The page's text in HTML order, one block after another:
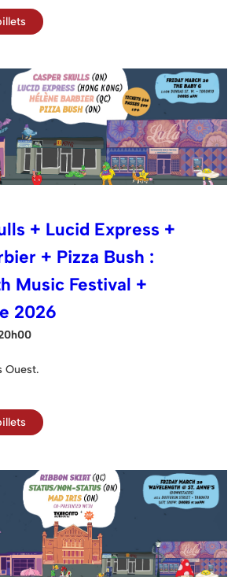
+ Lucid Express +
+ Pizza Bush :
Music Festival +
2026
Ouest.